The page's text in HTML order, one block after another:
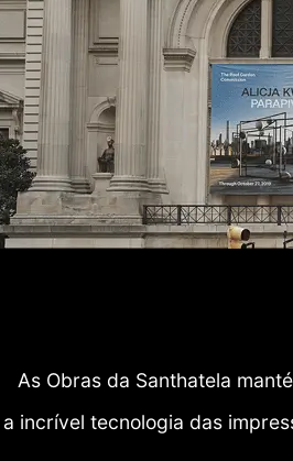
As Obras da Santhatela
a incrível tecnologia das